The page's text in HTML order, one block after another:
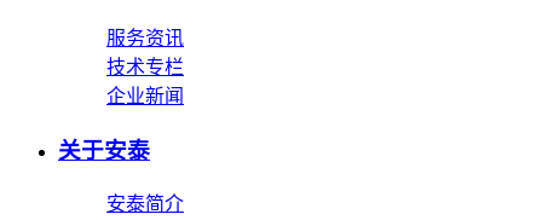
服务资讯
技术专栏
企业新闻
关于安泰
安泰简介